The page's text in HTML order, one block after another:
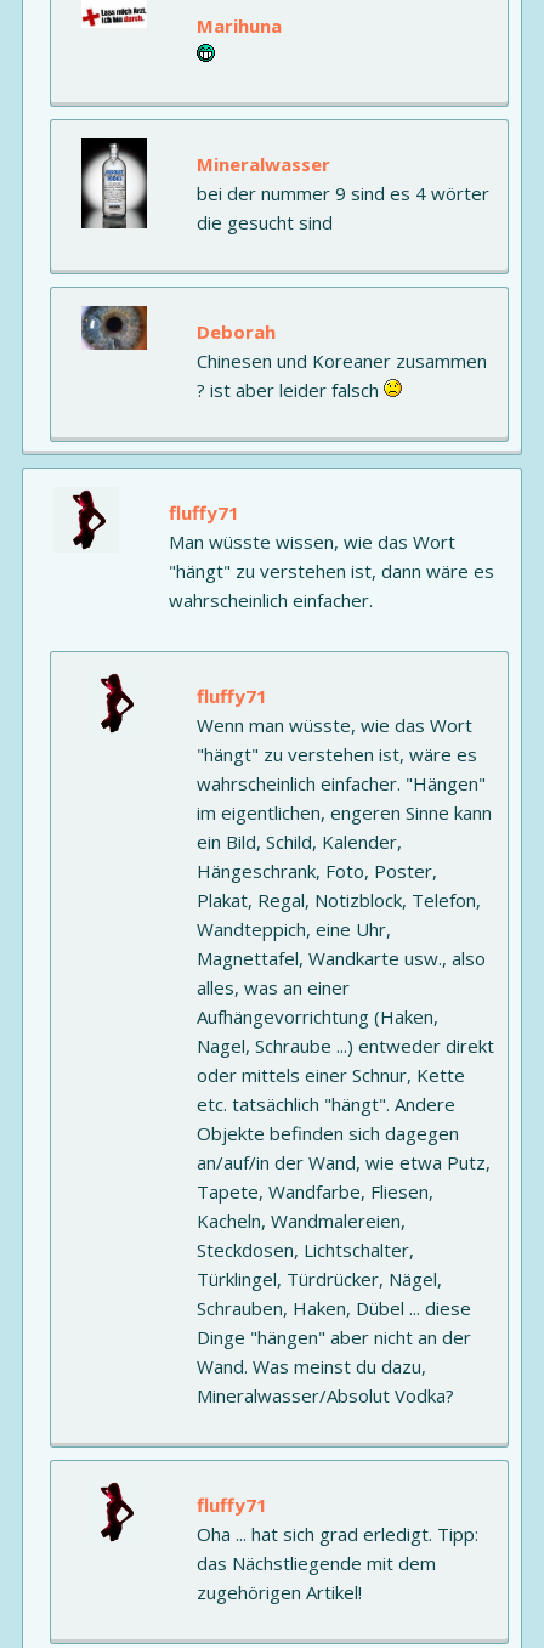
Marihuna
Mineralwasser
bei der nummer 9 sind es 4 wörter
die gesucht sind
Deborah
Chinesen und Koreaner zusammen
? ist aber leider falsch
fluffy71
Man wüsste wissen, wie das Wort
"hängt" zu verstehen ist, dann wäre es
wahrscheinlich einfacher.
fluffy71
Wenn man wüsste, wie das Wort
"hängt" zu verstehen ist, wäre es
wahrscheinlich einfacher. "Hängen"
im eigentlichen, engeren Sinne kann
ein Bild, Schild, Kalender,
Hängeschrank, Foto, Poster,
Plakat, Regal, Notizblock, Telefon,
Wandteppich, eine Uhr,
Magnettafel, Wandkarte usw., also
alles, was an einer
Aufhängevorrichtung (Haken,
Nagel, Schraube ...) entweder direkt
oder mittels einer Schnur, Kette
etc. tatsächlich "hängt". Andere
Objekte befinden sich dagegen
an/auf/in der Wand, wie etwa Putz,
Tapete, Wandfarbe, Fliesen,
Kacheln, Wandmalereien,
Steckdosen, Lichtschalter,
Türklingel, Türdrücker, Nägel,
Schrauben, Haken, Dübel ... diese
Dinge "hängen" aber nicht an der
Wand. Was meinst du dazu,
Mineralwasser/Absolut Vodka?
fluffy71
Oha ... hat sich grad erledigt. Tipp:
das Nächstliegende mit dem
zugehörigen Artikel!